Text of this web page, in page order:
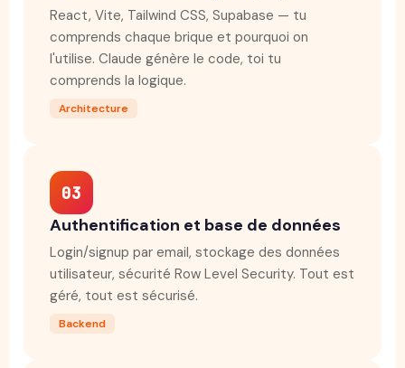
React, Vite, Tailwind CSS, Supabase — tu
comprends chaque brique et pourquoi on
l'utilise. Claude génère le code, toi tu
comprends la logique.
Architecture
03
Authentification et base de données
Login/signup par email, stockage des données
utilisateur, sécurité Row Level Security. Tout est
géré, tout est sécurisé.
Backend